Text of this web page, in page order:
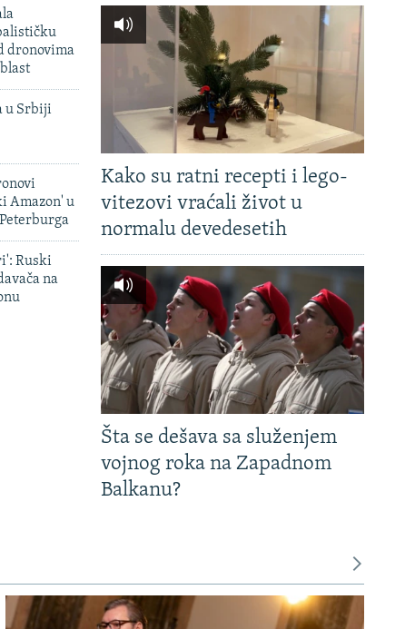
dronovima
u Srbiji
Amazon' u
Ruski
na
Kako su ratni recepti i lego-
vitezovi vraćali život u
normalu devedesetih
Šta se dešava sa služenjem
vojnog roka na Zapadnom
Balkanu?